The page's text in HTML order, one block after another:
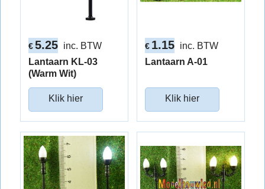
€ 5.25 inc. BTW
Lantaarn KL-03
(Warm Wit)
Klik hier
€ 1.15 inc. BTW
Lantaarn A-01
Klik hier